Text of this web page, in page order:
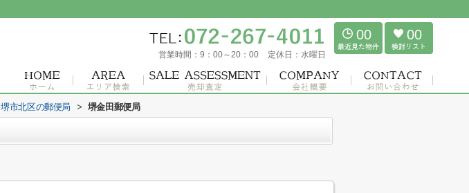
営業時間： 9：00～20：00 定休日： 水曜日
00 00
堺市北区の郵便局 > 堺金田郵便局